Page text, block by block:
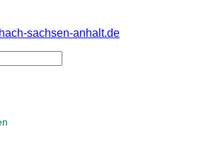
sachsen-anhalt.de